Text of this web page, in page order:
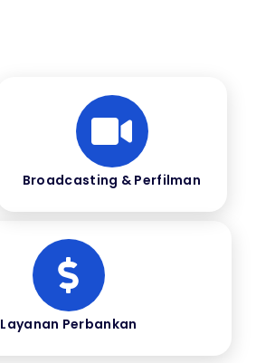
Broadcasting & Perfilman
Layanan Perbankan